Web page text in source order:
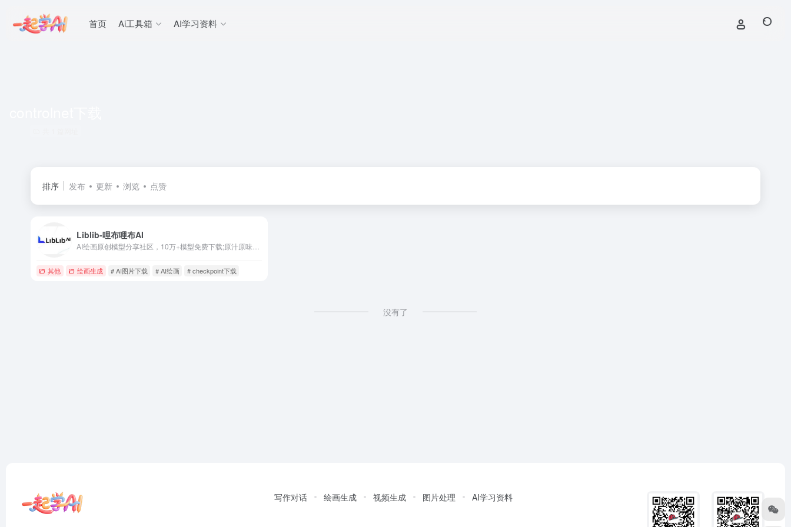
首页 Ai工具箱 AI学习资料
排序 发布 更新 浏览 点赞
Liblib-哩布哩布AI
其他 绘画生成 # AI图片下载 # AI绘画 # checkpoint下载
没有了
写作对话 绘画生成 视频生成 图片处理 AI学习资料